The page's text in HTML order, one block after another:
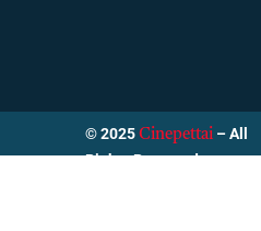
© 2025 Cinepettai – All
Rights Reserved